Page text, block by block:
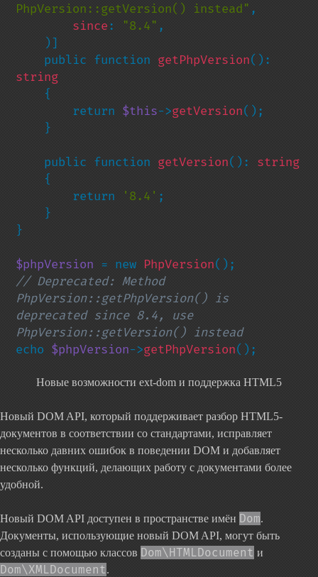
PhpVersion::getVersion() instead" ,
since: "8.4" ,
    public function
getPhpVersion
string
{
        return
$this->getVersion();
    public function
getVersion(): string
{
        return
'8.4' ;
}
$phpVersion = new PhpVersion
// Deprecated: Method
PhpVersion::getPhpVersion() is
deprecated since 8.4, use
PhpVersion::getVersion() instead
echo $phpVersion->getPhpVersion();
Новые возможности ext-dom и поддержка HTML5
Новый DOM API, который поддерживает разбор HTML5-
документов в соответствии со стандартами, исправляет
несколько давних ошибок в поведении DOM и добавляет
несколько функций, делающих работу с документами более
удобной.
Новый DOM API доступен в пространстве имён Dom.
Документы, использующие новый DOM API, могут быть
созданы с помощью классов Dom\HTMLDocument и
Dom\XMLDocument.